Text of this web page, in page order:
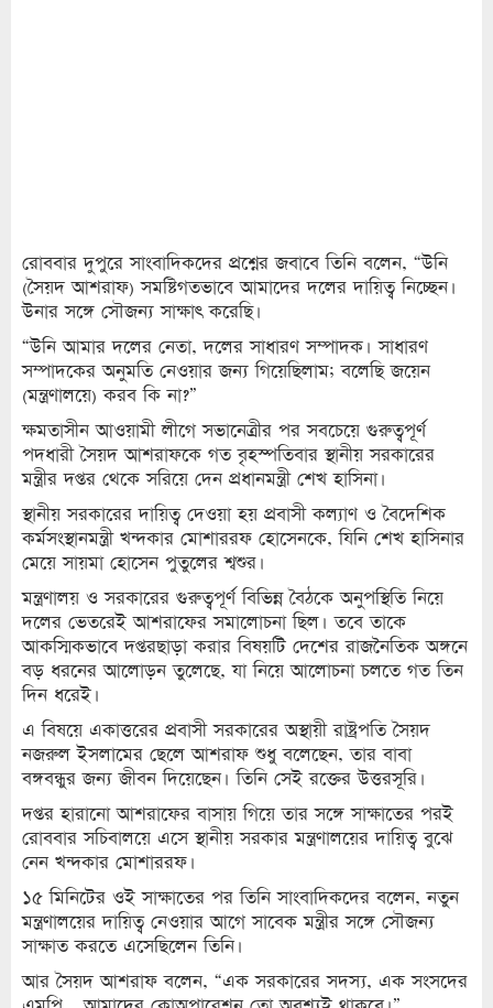
রোববার দুপুরে সাংবাদিকদের প্রশ্নের জবাবে তিনি বলেন, “উনি
(সৈয়দ আশরাফ) সমষ্টিগতভাবে আমাদের দলের দায়িত্ব নিচ্ছেন।
উনার সঙ্গে সৌজন্য সাক্ষাৎ করেছি।
“উনি আমার দলের নেতা, দলের সাধারণ সম্পাদক। সাধারণ
সম্পাদকের অনুমতি নেওয়ার জন্য গিয়েছিলাম; বলেছি জয়েন
(মন্ত্রণালয়ে) করব কি না?”
ক্ষমতাসীন আওয়ামী লীগে সভানেত্রীর পর সবচেয়ে গুরুত্বপূর্ণ
পদধারী সৈয়দ আশরাফকে গত বৃহস্পতিবার স্থানীয় সরকারের
মন্ত্রীর দপ্তর থেকে সরিয়ে দেন প্রধানমন্ত্রী শেখ হাসিনা।
স্থানীয় সরকারের দায়িত্ব দেওয়া হয় প্রবাসী কল্যাণ ও বৈদেশিক
কর্মসংস্থানমন্ত্রী খন্দকার মোশাররফ হোসেনকে, যিনি শেখ হাসিনার
মেয়ে সায়মা হোসেন পুতুলের শ্বশুর।
মন্ত্রণালয় ও সরকারের গুরুত্বপূর্ণ বিভিন্ন বৈঠকে অনুপস্থিতি নিয়ে
দলের ভেতরেই আশরাফের সমালোচনা ছিল। তবে তাকে
আকস্মিকভাবে দপ্তরছাড়া করার বিষয়টি দেশের রাজনৈতিক অঙ্গনে
বড় ধরনের আলোড়ন তুলেছে, যা নিয়ে আলোচনা চলতে গত তিন
দিন ধরেই।
এ বিষয়ে একাত্তরের প্রবাসী সরকারের অস্থায়ী রাষ্ট্রপতি সৈয়দ
নজরুল ইসলামের ছেলে আশরাফ শুধু বলেছেন, তার বাবা
বঙ্গবন্ধুর জন্য জীবন দিয়েছেন। তিনি সেই রক্তের উত্তরসূরি।
দপ্তর হারানো আশরাফের বাসায় গিয়ে তার সঙ্গে সাক্ষাতের পরই
রোববার সচিবালয়ে এসে স্থানীয় সরকার মন্ত্রণালয়ের দায়িত্ব বুঝে
নেন খন্দকার মোশাররফ।
১৫ মিনিটের ওই সাক্ষাতের পর তিনি সাংবাদিকদের বলেন, নতুন
মন্ত্রণালয়ের দায়িত্ব নেওয়ার আগে সাবেক মন্ত্রীর সঙ্গে সৌজন্য
সাক্ষাত করতে এসেছিলেন তিনি।
আর সৈয়দ আশরাফ বলেন, “এক সরকারের সদস্য, এক সংসদের